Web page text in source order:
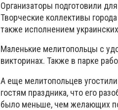
Организаторы подготовили
Творческие коллективы
также исполнением
Маленькие мелитопольцы с
викторинах. Также в парке
А еще мелитопольцев
гостям праздника, что его
было меньше, чем желающих